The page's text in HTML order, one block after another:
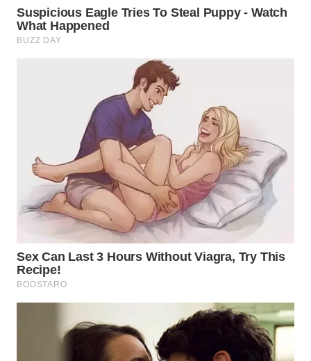
TANJUNG
LESUNG
WN
LABUHANBATU
WN
TENGAH
WN DELI